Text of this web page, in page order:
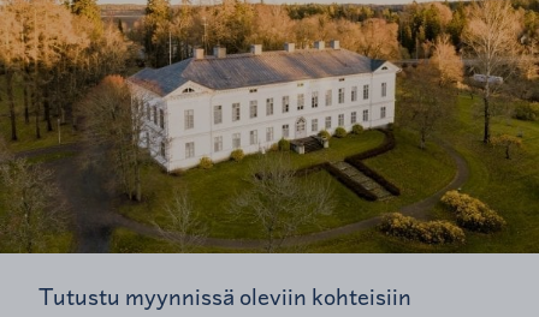
Tutustu myynnissä oleviin kohteisiin